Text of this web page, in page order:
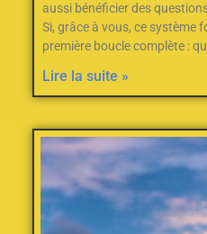
aussi bénéficier des
Si, grâce à vous, ce système
première boucle complète :
Lire la suite »